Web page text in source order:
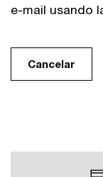
e-mail usando
Cancelar